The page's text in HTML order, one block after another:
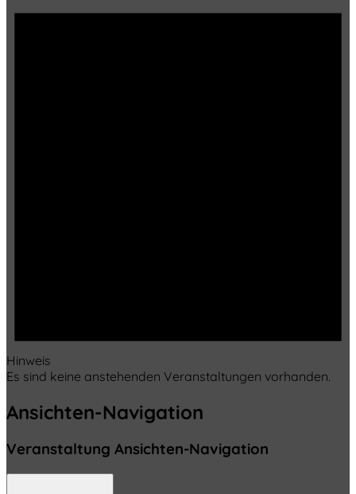
Hinweis
Es sind keine anstehenden Veranstaltungen vorhanden.
Ansichten-Navigation
Veranstaltung Ansichten-Navigation